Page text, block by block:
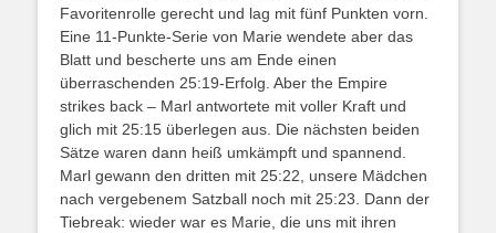
Favoritenrolle gerecht und lag mit fünf Punkten vorn.
Eine 11-Punkte-Serie von Marie wendete aber das
Blatt und bescherte uns am Ende einen
überraschenden 25:19-Erfolg. Aber the Empire
strikes back – Marl antwortete mit voller Kraft und
glich mit 25:15 überlegen aus. Die nächsten beiden
Sätze waren dann heiß umkämpft und spannend.
Marl gewann den dritten mit 25:22, unsere Mädchen
nach vergebenem Satzball noch mit 25:23. Dann der
Tiebreak: wieder war es Marie, die uns mit ihren